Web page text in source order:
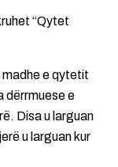
“Qytet
e qytetit
dërrmuese e
Disa u larguan
u larguan kur